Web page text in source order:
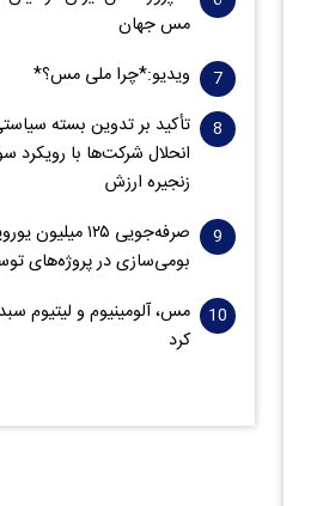
مس جهان
ویدیو:*چرا ملی مس؟*
تأکید بر تدوین بسته
انحلال شرکت‌ها با رویکرد
زنجیره ارزش
صرفه‌جویی ۱۲۵
بومی‌سازی در پروژه‌های
مس، آلومینیوم و لیتیوم
کرد